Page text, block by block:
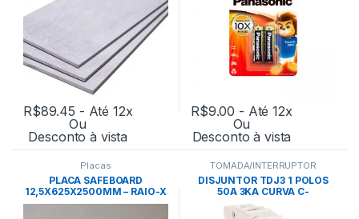
R$89.45 - Até 12x
Ou
Desconto à vista
R$9.00 - Até 12x
Ou
Desconto à vista
Placas
PLACA SAFEBOARD
12,5X625X2500MM – RAIO-X
TOMADA/INTERRUPTOR
DISJUNTOR TDJ3 1 POLOS
50A 3KA CURVA C-
TRAMONTINA